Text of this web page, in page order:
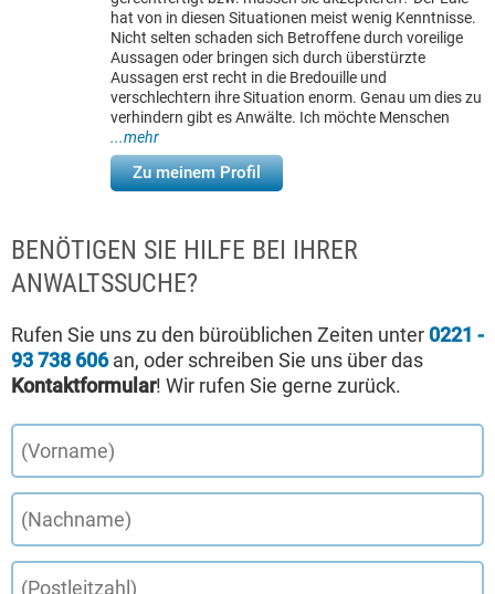
hat von in diesen Situationen meist wenig Kenntnisse.
Nicht selten schaden sich Betroffene durch voreilige
Aussagen oder bringen sich durch überstürzte
Aussagen erst recht in die Bredouille und
verschlechtern ihre Situation enorm. Genau um dies zu
verhindern gibt es Anwälte. Ich möchte Menschen
...mehr
Zu meinem Profil
BENÖTIGEN SIE HILFE BEI IHRER
ANWALTSSUCHE?
Rufen Sie uns zu den büroüblichen Zeiten unter 0221 -
93 738 606an, oder schreiben Sie uns über das
Kontaktformular! Wir rufen Sie gerne zurück.